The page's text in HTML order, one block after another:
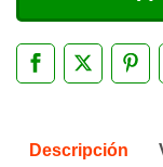
Descripción